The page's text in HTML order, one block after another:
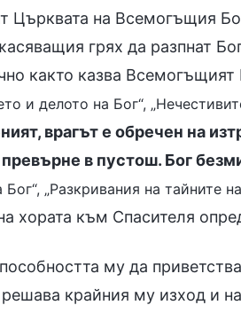
Църквата на Всемогъщия
грях да разпнат
както казва Всемогъщият
и делото на Бог“,
врагът е обречен на
в пустош. Бог
„Разкривания на тайните
хората към Спасителя
му да
крайния му изход и